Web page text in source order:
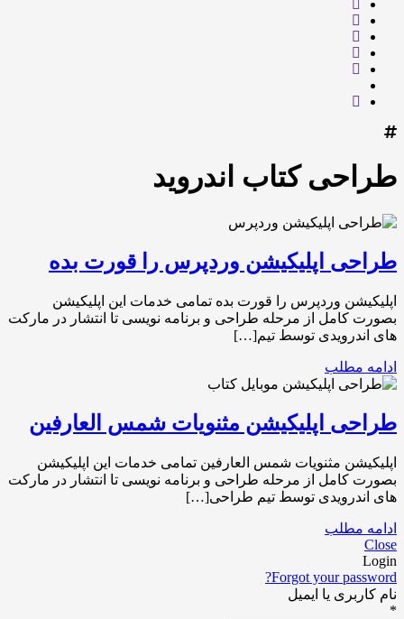
طراحی کتاب اندروید
طراحی اپلیکیشن وردپرس را قورت بده
اپلیکیشن وردپرس را قورت بده تمامی خدمات این اپلیکیشن
بصورت کامل از مرحله طراحی و برنامه نویسی تا انتشار در مارکت
های اندرویدی توسط تیم[…]
ادامه مطلب
طراحی اپلیکیشن مثنویات شمس العارفین
اپلیکیشن مثنویات شمس العارفین تمامی خدمات این اپلیکیشن
بصورت کامل از مرحله طراحی و برنامه نویسی تا انتشار در مارکت
های اندرویدی توسط تیم طراحی[…]
ادامه مطلب
Close
Login
Forgot your password?
نام کاربری یا ایمیل
*